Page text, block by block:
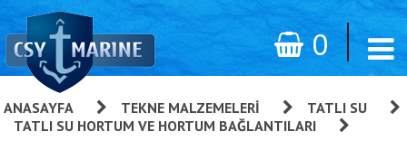
0
ANASAYFA TEKNE MALZEMELERI
TATLI SU
TATLI SU HORTUM VE HORTUM BAĞLANTILARI